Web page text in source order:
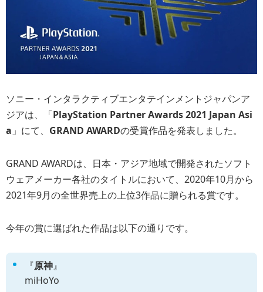
ソニー・インタラクティブエンタテインメントジャパンア
ジアは、「PlayStation Partner Awards 2021 Japan Asi
a 」にて、 GRAND AWARDの受賞作品を発表しました。
GRAND AWARDは、日本・アジア地域で開発されたソフト
ウェアメーカー各社のタイトルにおいて、2020年10月から
2021年9月の全世界売上の上位3作品に贈られる賞です。
今年の賞に選ばれた作品は以下の通りです。
『原神』
miHoYo